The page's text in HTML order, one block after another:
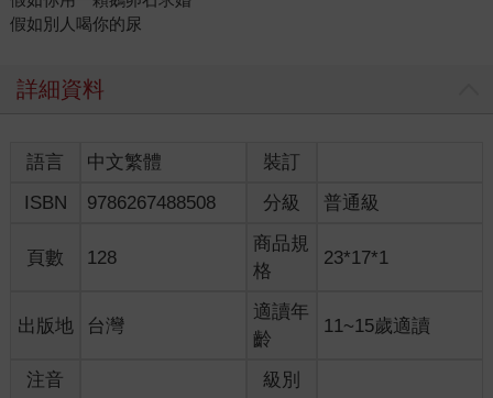
假如別人喝你的尿
詳細資料
語言 中文繁體
裝訂
ISBN
9786267488508 分級 普通級
頁數 128
商品規
格
23*17*1
出版地 台灣
適讀年
齡
11~15歲適讀
注音 級別